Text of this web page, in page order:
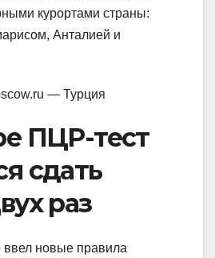
курортами страны:
Анталией и
— Турция
ПЦР-тест
сдать
раз
ввел новые правила